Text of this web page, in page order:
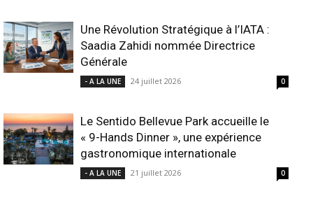
Une Révolution Stratégique à l’IATA :
Saadia Zahidi nommée Directrice
Générale
- A LA UNE 24 juillet 2026 0
Le Sentido Bellevue Park accueille le
« 9-Hands Dinner », une expérience
gastronomique internationale
- A LA UNE 21 juillet 2026 0